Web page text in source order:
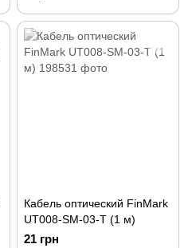
Кабель оптический FinMark
UT008-SM-03-T (1 м)
21 грн